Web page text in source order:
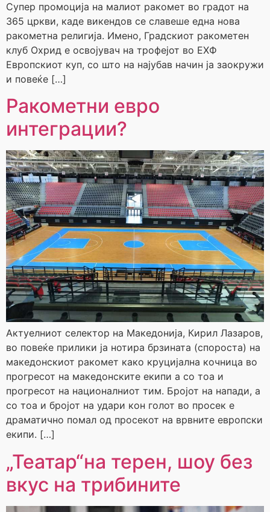
Супер промоција на малиот ракомет во градот на
365 цркви, каде викендов се славеше една нова
ракометна религија. Имено, Градскиот ракометен
клуб Охрид е освојувач на трофејот во ЕХФ
Европскиот куп, со што на најубав начин ја заокружи
и повеќе […]
Ракометни евро
интеграции?
Актуелниот селектор на Македонија, Кирил Лазаров,
во повеќе прилики ја нотира брзината (спороста) на
македонскиот ракомет како круцијална кочница во
прогресот на македонските екипи а со тоа и
прогресот на националниот тим. Бројот на напади, а
со тоа и бројот на удари кон голот во просек е
драматично помал од просекот на врвните европски
екипи. […]
„Театар“на терен, шоу без
вкус на трибините